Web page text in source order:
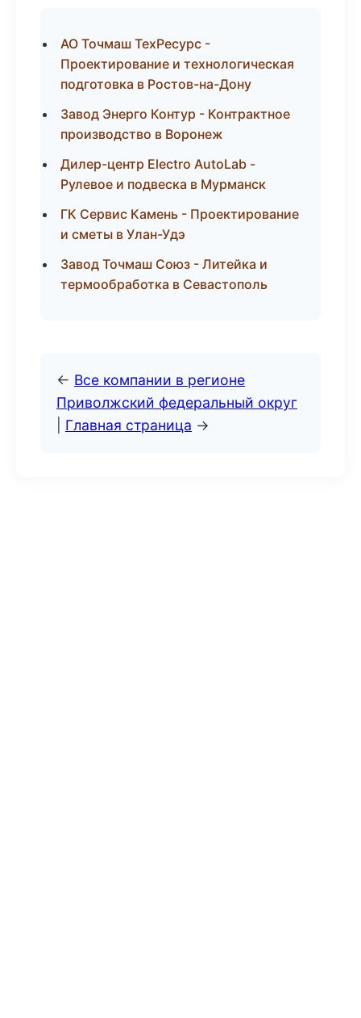
АО Точмаш ТехРесурс -
Проектирование и технологическая
подготовка в Ростов-на-Дону
Завод Энерго Контур - Контрактное
производство в Воронеж
Дилер-центр Electro AutoLab -
Рулевое и подвеска в Мурманск
ГК Сервис Камень - Проектирование
и сметы в Улан-Удэ
Завод Точмаш Союз - Литейка и
термообработка в Севастополь
← Все компании в регионе
Приволжский федеральный округ
Главная страница →